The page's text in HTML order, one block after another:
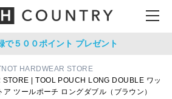
で５００ポイント プレゼント
HARDWEAR STORE
| TOOL POUCH LONG DOUBLE ワッ
ア ツールポーチ ロングダブル（ブラウン）